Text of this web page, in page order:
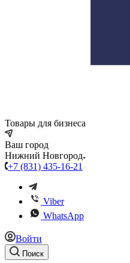
Товары для бизнеса
Ваш город
Нижний Новгород
+7 (831) 435-16-21
Viber
WhatsApp
Войти
Поиск